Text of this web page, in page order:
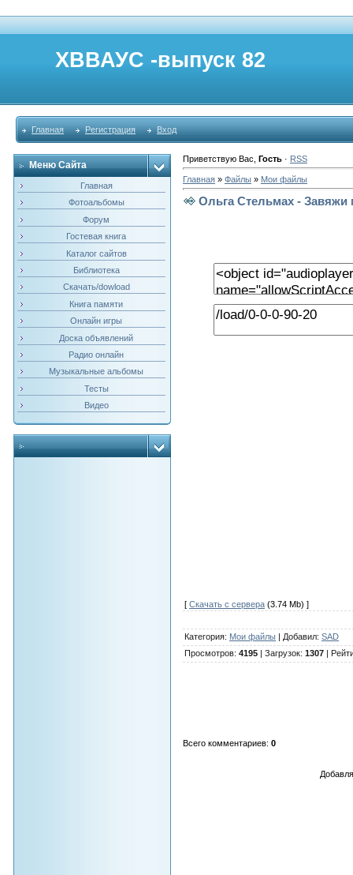
ХВВАУС -выпуск 82
Главная Регистрация Вход
Меню Сайта
Главная
Фотоальбомы
Форум
Гостевая книга
Каталог сайтов
Библиотека
Скачать/dowload
Книга памяти
Онлайн игры
Доска объявлений
Радио онлайн
Музыкальные альбомы
Тесты
Видео
Приветствую Вас Гость· RSS
Главная» Файлы» Мои файлы
Ольга Стельмах - Завяжи
[ Скачать с сервера(3.74 Mb) ]
Категория: Мои файлы| Добавил: SAD
Просмотров: 4195| Загрузок: 1307|
Всего комментариев: 0